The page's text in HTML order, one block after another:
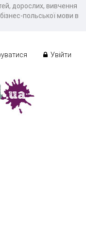
дорослих, вивчення
польської мови в
Увійти